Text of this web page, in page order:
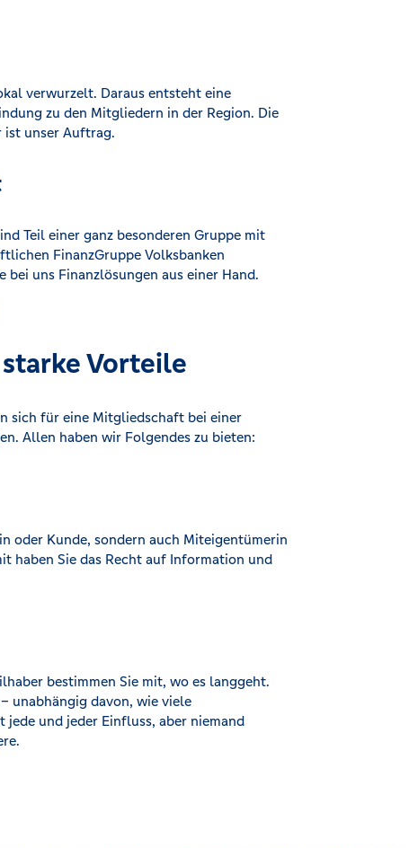
verwurzelt. Daraus entsteht eine
zu den Mitgliedern in der Region. Die
ist unser Auftrag.
Teil einer ganz besonderen Gruppe mit
FinanzGruppe Volksbanken
bei uns Finanzlösungen aus einer Hand.
Vorteile
sich für eine Mitgliedschaft bei einer
Allen haben wir Folgendes zu bieten:
oder Kunde, sondern auch Miteigentümerin
haben Sie das Recht auf Information und
bestimmen Sie mit, wo es langgeht.
unabhängig davon, wie viele
jede und jeder Einfluss, aber niemand